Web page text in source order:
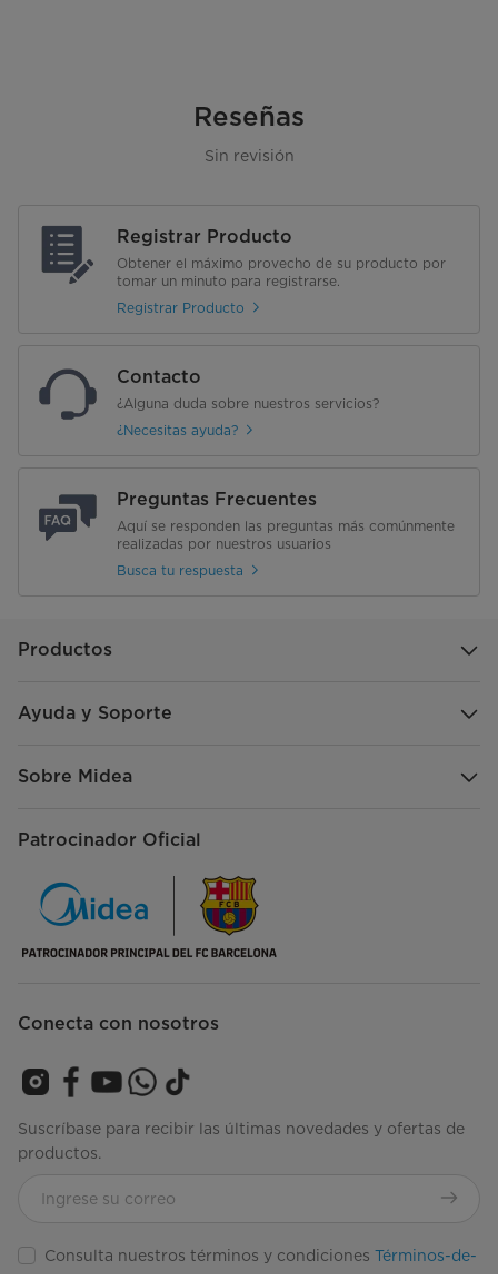
Reseñas
Sin revisión
Registrar Producto
Obtener el máximo provecho de su producto por
tomar un minuto para registrarse.
Registrar Producto
Contacto
¿Alguna duda sobre nuestros servicios?
¿Necesitas ayuda?
Preguntas Frecuentes
Aquí se responden las preguntas más comúnmente
realizadas por nuestros usuarios
Busca tu respuesta
Productos
Ayuda y Soporte
Sobre Midea
Patrocinador Oficial
Conecta con nosotros
Suscríbase para recibir las últimas novedades y ofertas de
productos.
Consulta nuestros términos y condiciones Términos-de-